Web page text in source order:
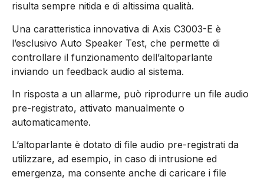
risulta sempre nitida e di altissima qualità.
Una caratteristica innovativa di Axis C3003-E è
l’esclusivo Auto Speaker Test, che permette di
controllare il funzionamento dell’altoparlante
inviando un feedback audio al sistema.
In risposta a un allarme, può riprodurre un file audio
pre-registrato, attivato manualmente o
automaticamente.
L’altoparlante è dotato di file audio pre-registrati da
utilizzare, ad esempio, in caso di intrusione ed
emergenza, ma consente anche di caricare i file